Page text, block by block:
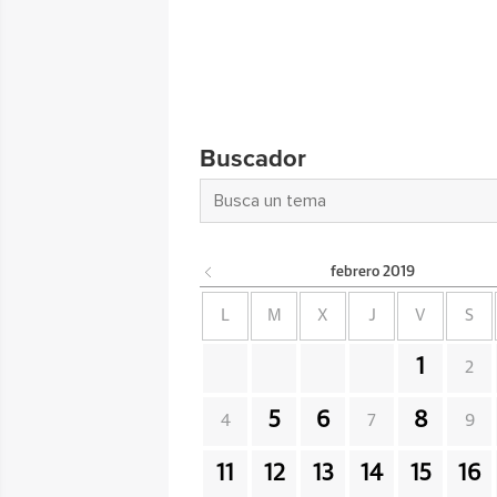
Buscador
febrero 2019
L M X J V S
1 2
4 5 6 7 8 9
11 12 13 14 15 16